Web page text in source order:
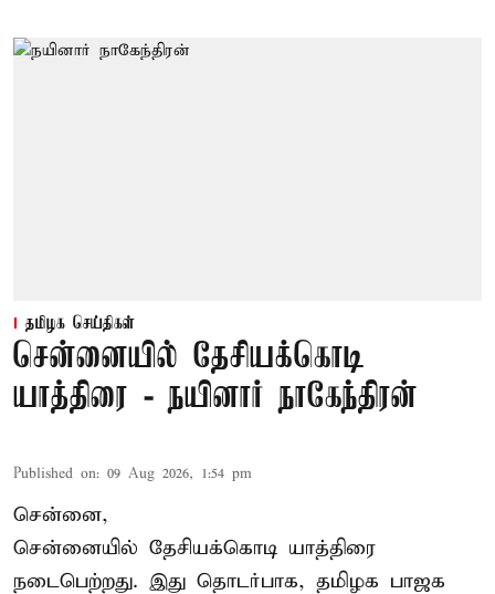
தமிழக செய்திகள்
சென்னையில் தேசியக்கொடி
யாத்திரை - நயினார் நாகேந்திரன்
Published on: 09 Aug 2026, 1:54 pm
சென்னை,
சென்னையில் தேசியக்கொடி யாத்திரை
நடைபெற்றது. இது தொடர்பாக, தமிழக பாஜக